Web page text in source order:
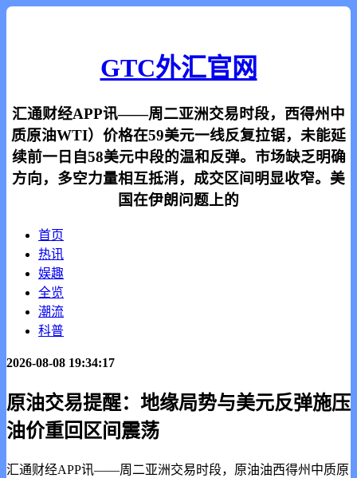
GTC外汇官网
汇通财经APP讯——周二亚洲交易时段，西得州中
质原油WTI）价格在59美元一线反复拉锯，未能延
续前一日自58美元中段的温和反弹。市场缺乏明确
方向，多空力量相互抵消，成交区间明显收窄。美
国在伊朗问题上的
首页
热讯
娱趣
全览
潮流
科普
2026-08-08 19:34:17
原油交易提醒：地缘局势与美元反弹施压
油价重回区间震荡
汇通财经APP讯——周二亚洲交易时段，原油油西得州中质原